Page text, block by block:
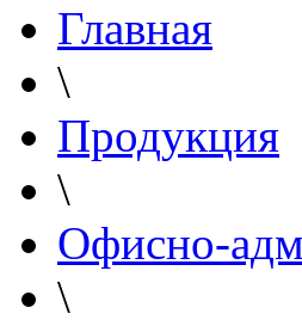
Главная
\
Продукция
\
Офисно-
\